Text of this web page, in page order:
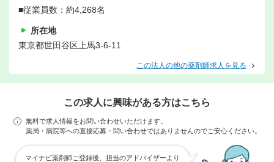
■従業員数：約4,268名
所在地
東京都世田谷区上馬3-6-11
この法人の他の薬剤師求人を見る
この求人に興味がある方はこちら
無料で求人情報をお問い合わせいただけます。
薬局・病院等への直接応募・問い合わせではありませんのでご安心ください。
マイナビ薬剤師ご登録後、担当のアドバイザーより